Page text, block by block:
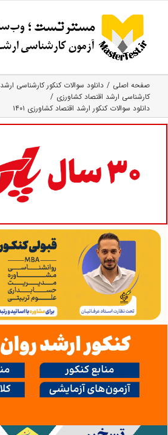
content
صفحه اصلی
دانلود سوالات کنکور کارشناسی ارشد
کارشناسی ارشد اقتصاد کشاورزی
دانلود سوالات کنکور ارشد اقتصاد کشاورزی ۱۴۰۱